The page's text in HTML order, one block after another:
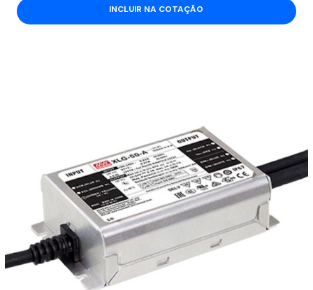
INCLUIR NA COTAÇÃO